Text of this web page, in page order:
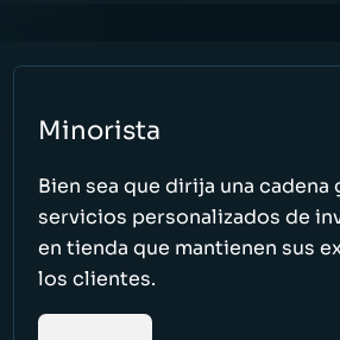
Minorista
Bien sea que dirija una
servicios personalizados de
en tienda que mantienen sus
los clientes.